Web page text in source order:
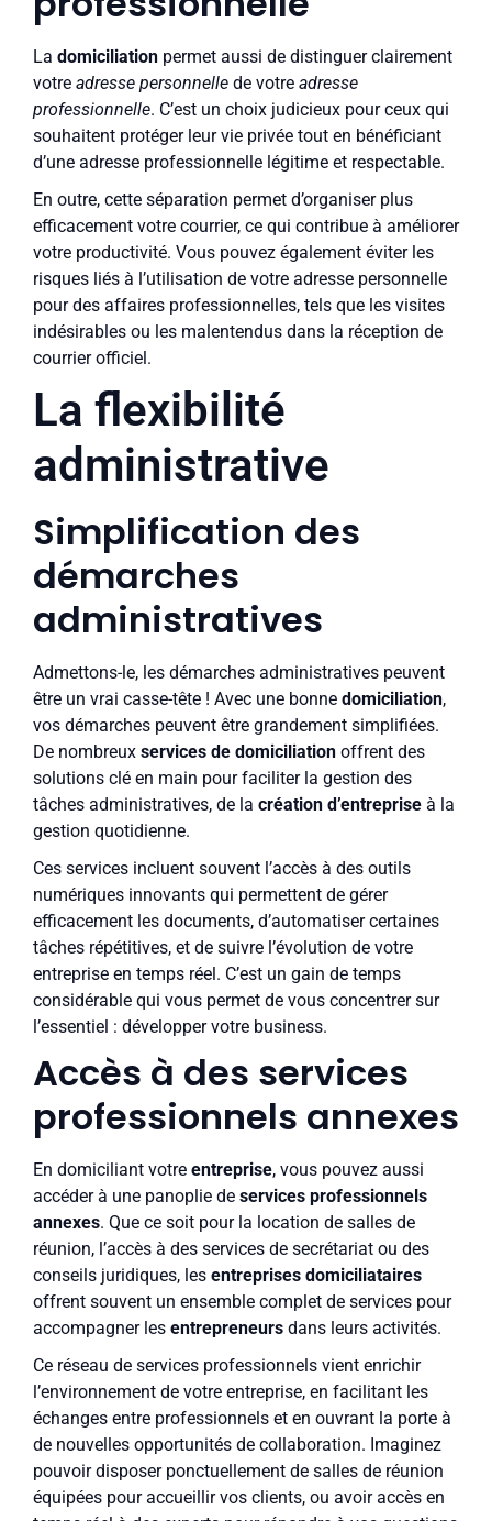
La domiciliation permet aussi de distinguer clairement
votre adresse personnelle de votre adresse
professionnelle. C’est un choix judicieux pour ceux qui
souhaitent protéger leur vie privée tout en bénéficiant
d’une adresse professionnelle légitime et respectable.
En outre, cette séparation permet d’organiser plus
efficacement votre courrier, ce qui contribue à améliorer
votre productivité. Vous pouvez également éviter les
risques liés à l’utilisation de votre adresse personnelle
pour des affaires professionnelles, tels que les visites
indésirables ou les malentendus dans la réception de
courrier officiel.
La flexibilité
administrative
Simplification des
démarches
administratives
Admettons-le, les démarches administratives peuvent
être un vrai casse-tête ! Avec une bonne domiciliation,
vos démarches peuvent être grandement simplifiées.
De nombreux services de domiciliation offrent des
solutions clé en main pour faciliter la gestion des
tâches administratives, de la création d’entreprise à la
gestion quotidienne.
Ces services incluent souvent l’accès à des outils
numériques innovants qui permettent de gérer
efficacement les documents, d’automatiser certaines
tâches répétitives, et de suivre l’évolution de votre
entreprise en temps réel. C’est un gain de temps
considérable qui vous permet de vous concentrer sur
l’essentiel : développer votre business.
Accès à des services
professionnels annexes
En domiciliant votre entreprise, vous pouvez aussi
accéder à une panoplie de services professionnels
annexes. Que ce soit pour la location de salles de
réunion, l’accès à des services de secrétariat ou des
conseils juridiques, les entreprises domiciliataires
offrent souvent un ensemble complet de services pour
accompagner les entrepreneurs dans leurs activités.
Ce réseau de services professionnels vient enrichir
l’environnement de votre entreprise, en facilitant les
échanges entre professionnels et en ouvrant la porte à
de nouvelles opportunités de collaboration. Imaginez
pouvoir disposer ponctuellement de salles de réunion
équipées pour accueillir vos clients, ou avoir accès en